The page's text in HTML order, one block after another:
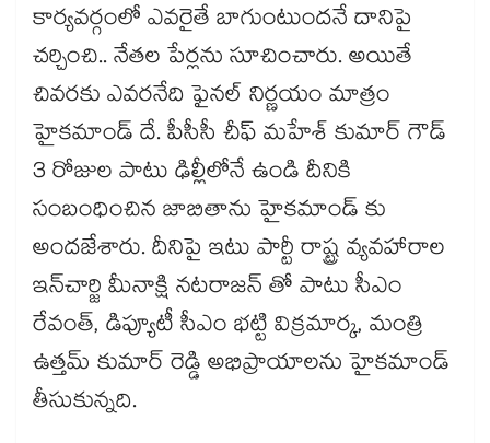
కార్యవర్గంలో ఎవరైతే బాగుంటుందనే దానిపై
చర్చించి.. నేతల పేర్లను సూచించారు. అయితే
చివరకు ఎవరనేది ఫైనల్ నిర్ణయం మాత్రం
హైకమాండ్ దే. పీసీసీ చీఫ్ మహేశ్ కుమార్ గౌడ్
3 రోజుల పాటు ఢిల్లీలోనే ఉండి దీనికి
సంబంధించిన జాబితాను హైకమాండ్ కు
అందజేశారు. దీనిపై ఇటు పార్టీ రాష్ట్ర వ్యవహారాల
ఇన్​చార్జి మీనాక్షి నటరాజన్ తో పాటు సీఎం
రేవంత్, డిప్యూటీ సీఎం భట్టి విక్రమార్క, మంత్రి
ఉత్తమ్ కుమార్ రెడ్డి అభిప్రాయాలను హైకమాండ్
తీసుకున్నది.